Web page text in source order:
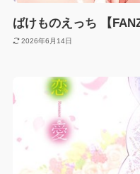
ばけものえっち 【
2026年6月14日